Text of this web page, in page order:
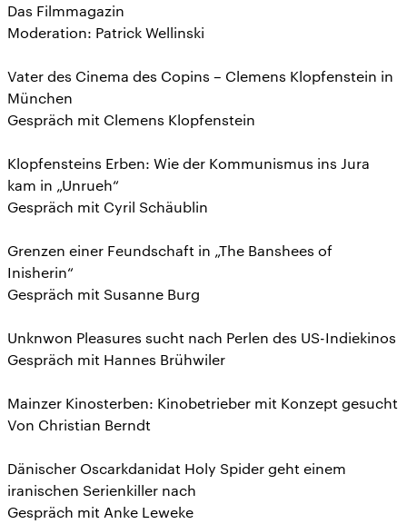
Das Filmmagazin
Moderation: Patrick Wellinski
Vater des Cinema des Copins – Clemens Klopfenstein in
München
Gespräch mit Clemens Klopfenstein
Klopfensteins Erben: Wie der Kommunismus ins Jura
kam in „Unrueh“
Gespräch mit Cyril Schäublin
Grenzen einer Feundschaft in „The Banshees of
Inisherin“
Gespräch mit Susanne Burg
Unknwon Pleasures sucht nach Perlen des US-Indiekinos
Gespräch mit Hannes Brühwiler
Mainzer Kinosterben: Kinobetrieber mit Konzept gesucht
Von Christian Berndt
Dänischer Oscarkdanidat Holy Spider geht einem
iranischen Serienkiller nach
Gespräch mit Anke Leweke